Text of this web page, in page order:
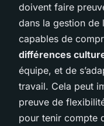
doivent faire
dans la gestion de
capables de
différences
équipe, et de
travail. Cela peut
preuve de
pour tenir compte